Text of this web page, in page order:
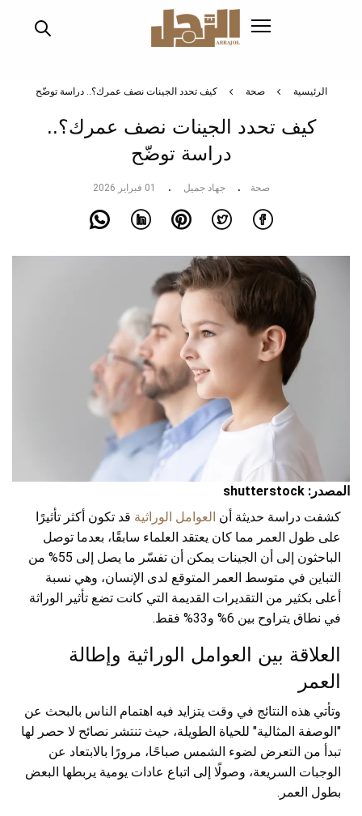
الرئيسية صحة كيف تحدد الجينات نصف عمرك؟.. دراسة توضّح
كيف تحدد الجينات نصف عمرك؟..
دراسة توضّح
صحة جهاد جميل 01 فبراير 2026
المصدر: shutterstock
كشفت دراسة حديثة أن العوامل الوراثية قد تكون أكثر تأثيرًا
على طول العمر مما كان يعتقد العلماء سابقًا، بعدما توصل
الباحثون إلى أن الجينات يمكن أن تفسّر ما يصل إلى 55% من
التباين في متوسط العمر المتوقع لدى الإنسان، وهي نسبة
أعلى بكثير من التقديرات القديمة التي كانت تضع تأثير الوراثة
في نطاق يتراوح بين 6% و33% فقط.
العلاقة بين العوامل الوراثية وإطالة
العمر
وتأتي هذه النتائج في وقت يتزايد فيه اهتمام الناس بالبحث عن
"الوصفة المثالية" للحياة الطويلة، حيث تنتشر نصائح لا حصر لها
تبدأ من التعرض لضوء الشمس صباحًا، مرورًا بالابتعاد عن
الوجبات السريعة، وصولًا إلى اتباع عادات يومية يربطها البعض
بطول العمر.